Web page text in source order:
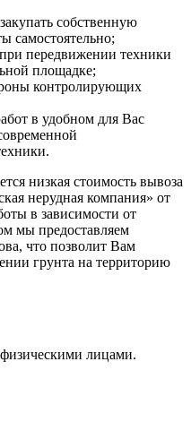
собственную
самостоятельно;
передвижении техники
площадке;
контролирующих
в удобном для Вас
низкая стоимость вывоза
нерудная компания» от
в зависимости от
мы предоставляем
что позволит Вам
грунта на территорию
лицами.